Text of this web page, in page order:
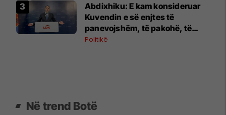
Abdixhiku: E kam konsideruar
Kuvendin e së enjtes të
panevojshëm, të pakohë, të
pavend
Politikë
Në trend Botë